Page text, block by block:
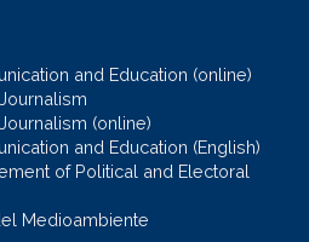
and Education (online)
(online)
and Education (English)
of Political and Electoral
Medioambiente